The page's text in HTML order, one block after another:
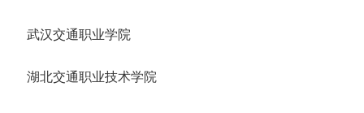
武汉交通职业学院
湖北交通职业技术学院